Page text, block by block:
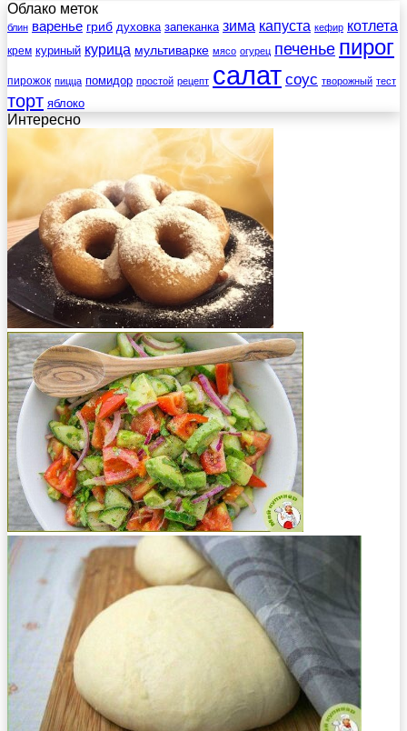
Облако меток
блин варенье гриб духовка запеканка зима капуста кефир котлета
крем куриный курица мультиварке мясо огурец печенье пирог
пирожок пицца помидор простой рецепт салат соус творожный тест
торт яблоко
Интересно